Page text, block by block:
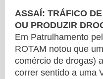
ASSAÍ: TRÁFICO
OU PRODUZIR
Em Patrulhamento
ROTAM notou que
comércio de drogas)
correr sentido a uma